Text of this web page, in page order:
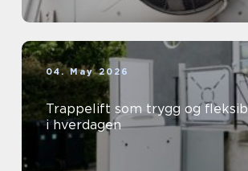
04. May 2026
Trappelift som trygg og
i hverdagen